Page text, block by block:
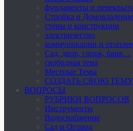
фундаменты и
Стройка и Домовладение
стены и конструкции
электричество
коммуникации и
Cад, двор, гараж, баня…
свободная тема
Местные Темы
СОЗДАТЬ СВОЮ ТЕМУ
ВОПРОСЫ
РУБРИКИ ВОПРОСОВ
Инструменты
Водоснабжение
Сад и Огород